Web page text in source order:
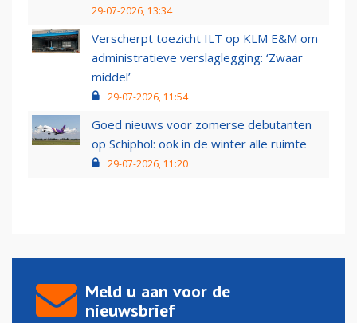
29-07-2026, 13:34
Verscherpt toezicht ILT op KLM E&M om
administratieve verslaglegging: ‘Zwaar
middel’
29-07-2026, 11:54
Goed nieuws voor zomerse debutanten
op Schiphol: ook in de winter alle ruimte
29-07-2026, 11:20
Meld u aan voor de
nieuwsbrief